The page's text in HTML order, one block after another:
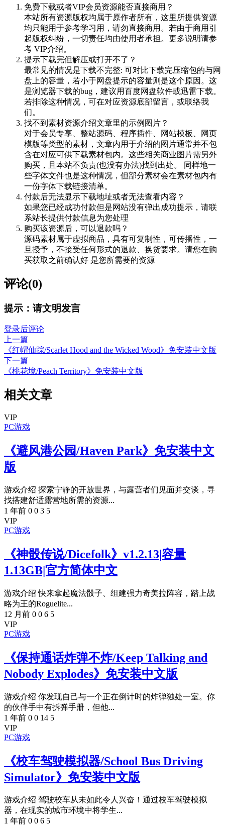
免费下载或者VIP会员资源能否直接商用？
本站所有资源版权均属于原作者所有，这里所提供资源
均只能用于参考学习用，请勿直接商用。若由于商用引
起版权纠纷，一切责任均由使用者承担。更多说明请参
考 VIP介绍。
提示下载完但解压或打开不了？
最常见的情况是下载不完整: 可对比下载完压缩包的与网
盘上的容量，若小于网盘提示的容量则是这个原因。这
是浏览器下载的bug，建议用百度网盘软件或迅雷下载。
若排除这种情况，可在对应资源底部留言，或联络我
们。
找不到素材资源介绍文章里的示例图片？
对于会员专享、整站源码、程序插件、网站模板、网页
模版等类型的素材，文章内用于介绍的图片通常并不包
含在对应可供下载素材包内。这些相关商业图片需另外
购买，且本站不负责(也没有办法)找到出处。 同样地一
些字体文件也是这种情况，但部分素材会在素材包内有
一份字体下载链接清单。
付款后无法显示下载地址或者无法查看内容？
如果您已经成功付款但是网站没有弹出成功提示，请联
系站长提供付款信息为您处理
购买该资源后，可以退款吗？
源码素材属于虚拟商品，具有可复制性，可传播性，一
旦授予，不接受任何形式的退款、换货要求。请您在购
买获取之前确认好 是您所需要的资源
评论(0)
提示：请文明发言
登录后评论
上一篇
《红帽仙踪/Scarlet Hood and the Wicked Wood》免安装中文版
下一篇
《桃花境/Peach Territory》免安装中文版
相关文章
VIP
PC游戏
《避风港公园/Haven Park》免安装中文
版
游戏介绍 探索宁静的开放世界，与露营者们见面并交谈，寻
找搭建舒适露营地所需的资源...
1 年前 0 0 3 5
VIP
PC游戏
《神骰传说/Dicefolk》v1.2.13|容量
1.13GB|官方简体中文
游戏介绍 快来拿起魔法骰子、组建强力奇美拉阵容，踏上战
略为王的Roguelite...
12 月前 0 0 6 5
VIP
PC游戏
《保持通话炸弹不炸/Keep Talking and
Nobody Explodes》免安装中文版
游戏介绍 你发现自己与一个正在倒计时的炸弹独处一室。你
的伙伴手中有拆弹手册，但他...
1 年前 0 0 14 5
VIP
PC游戏
《校车驾驶模拟器/School Bus Driving
Simulator》免安装中文版
游戏介绍 驾驶校车从未如此令人兴奋！通过校车驾驶模拟
器，在现实的城市环境中将学生...
1 年前 0 0 6 5